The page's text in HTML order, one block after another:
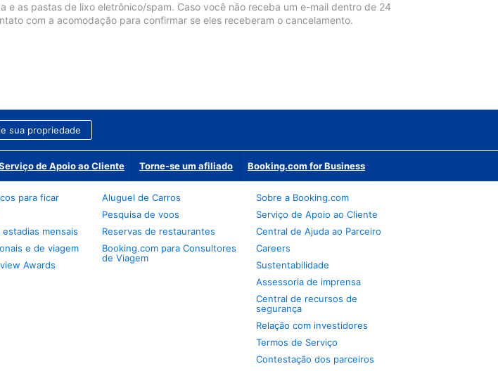
e as pastas de lixo eletrônico/spam. Caso você não receba um e-mail dentro de 24
com a acomodação para confirmar se eles receberam o cancelamento.
sua propriedade
de Apoio ao Cliente Torne-se um afiliado Booking.com for Business
para ficar
mensais
e de viagem
Awards
Aluguel de Carros
Pesquisa de voos
Reservas de restaurantes
Booking.com para Consultores
de Viagem
Sobre a Booking.com
Serviço de Apoio ao Cliente
Central de Ajuda ao Parceiro
Careers
Sustentabilidade
Assessoria de imprensa
Central de recursos de
segurança
Relação com investidores
Termos de Serviço
Contestação dos parceiros